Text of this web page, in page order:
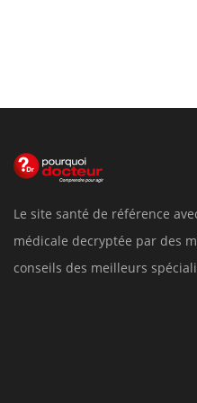
Le site santé de référence
médicale decryptée par des
conseils des meilleurs